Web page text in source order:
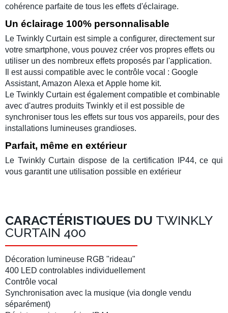
cohérence parfaite de tous les effets d'éclairage.
Un éclairage 100% personnalisable
Le Twinkly Curtain est simple a configurer, directement sur
votre smartphone, vous pouvez créer vos propres effets ou
utiliser un des nombreux effets proposés par l'application.
Il est aussi compatible avec le contrôle vocal : Google
Assistant, Amazon Alexa etApple home kit.
Le Twinkly Curtain est également compatible et combinable
avec d'autres produits Twinkly et il est possible de
synchroniser tous les effets sur tous vos appareils, pour des
installations lumineuses grandioses.
Parfait, même en extérieur
Le Twinkly Curtaindispose de la certification IP44, ce qui
vous garantit une utilisation possible en extérieur
CARACTÉRISTIQUES DU TWINKLY
CURTAIN 400
Décoration lumineuse RGB "rideau"
400 LED controlables individuellement
Contrôle vocal
Synchronisation avec la musique (via dongle vendu
séparément)